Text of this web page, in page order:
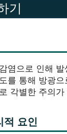
기
염으로 인해
를 통해 방광
각별한 주의가
적 요인